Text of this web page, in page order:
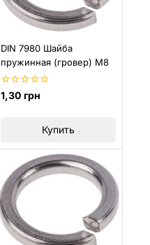
DIN 7980 Шайба
пружинная (гровер) M8
0
из
1,30 грн
Купить